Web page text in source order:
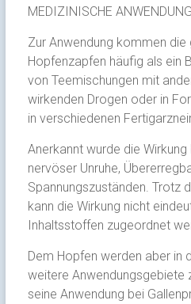
MEDIZINISCHE ANWENDUNG
Zur Anwendung kommen
Hopfenzapfen häufig als ein
von Teemischungen mit
wirkenden Drogen oder in
in verschiedenen
Anerkannt wurde die
nervöser Unruhe,
Spannungszuständen. Trotz
kann die Wirkung nicht
Inhaltsstoffen zugeordnet
Dem Hopfen werden aber in
weitere Anwendungsgebiete
seine Anwendung bei